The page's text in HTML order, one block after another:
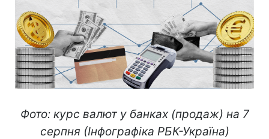
Фото: курс валют у банках (продаж) на 7
серпня (Інфографіка РБК-Україна)